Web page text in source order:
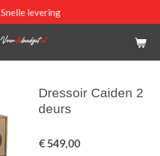
Snelle levering
Dressoir Caiden 2
deurs
€ 549,00